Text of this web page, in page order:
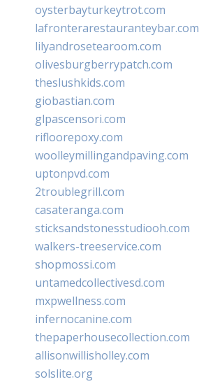
oysterbayturkeytrot.com
lafronterarestauranteybar.com
lilyandrosetearoom.com
olivesburgberrypatch.com
theslushkids.com
giobastian.com
glpascensori.com
rifloorepoxy.com
woolleymillingandpaving.com
uptonpvd.com
2troublegrill.com
casateranga.com
sticksandstonesstudiooh.com
walkers-treeservice.com
shopmossi.com
untamedcollectivesd.com
mxpwellness.com
infernocanine.com
thepaperhousecollection.com
allisonwillisholley.com
solslite.org